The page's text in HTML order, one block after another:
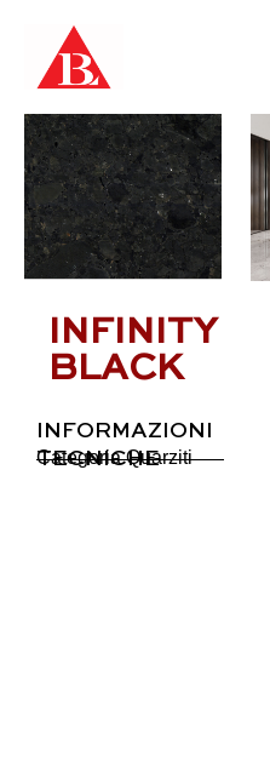
contenuto
INFINITY
BLACK
INFORMAZIONI
TECNICHE
Categoria Quarziti